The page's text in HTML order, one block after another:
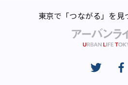
東京で「つながる」を見